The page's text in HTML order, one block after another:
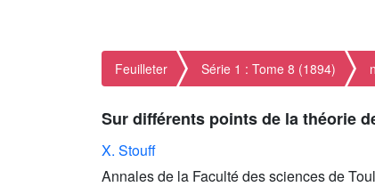
Feuilleter Série 1 : Tome 8 (1894)
Sur différents points de la théorie
X. Stouff
Annales de la Faculté des sciences de